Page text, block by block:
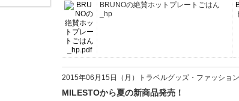
BRUNOの絶賛ホットプレートごはん
_hp
2015年06月15日（月）トラベルグッズ・ファッション
MILESTOから夏の新商品発売！